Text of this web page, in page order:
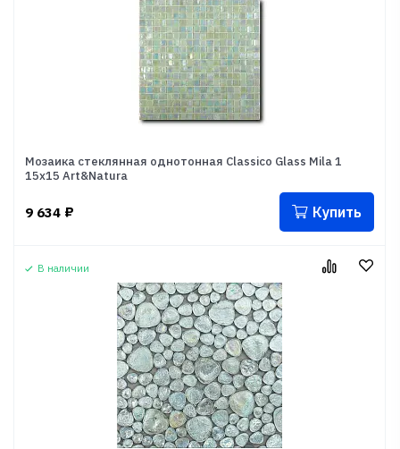
Мозаика стеклянная однотонная Classico Glass Mila 1
15x15 Art&Natura
9 634 ₽ Купить
В наличии